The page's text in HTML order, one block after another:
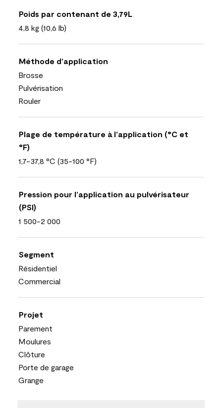
Poids par contenant de 3,79L
4,8 kg (10,6 lb)
Méthode d’application
Brosse
Pulvérisation
Rouler
Plage de température à l’application (°C et
°F)
1,7-37,8 °C (35-100 °F)
Pression pour l’application au pulvérisateur
(PSI)
1 500-2 000
Segment
Résidentiel
Commercial
Projet
Parement
Moulures
Clôture
Porte de garage
Grange